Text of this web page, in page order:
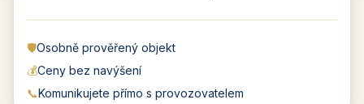
🛡️Osobně prověřený objekt
💰Ceny bez navýšení
📞Komunikujete přímo s provozovatelem